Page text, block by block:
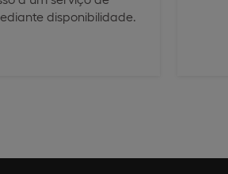
disponibilidade.